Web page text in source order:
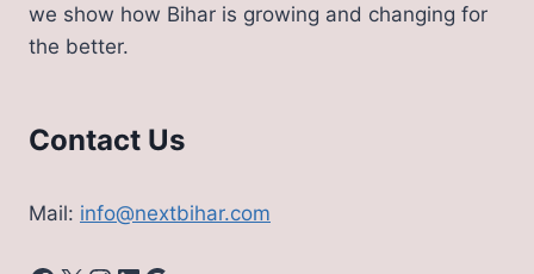
we show how Bihar is growing and changing for
the better.
Contact Us
Mail: info@nextbihar.com